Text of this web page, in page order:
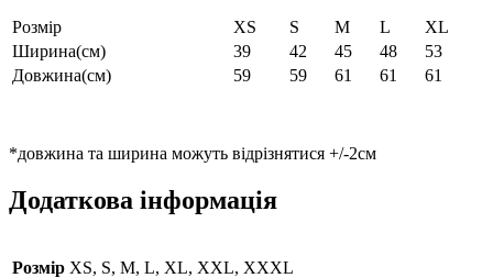
Розмір XS S M L
XL
Ширина(см)
39 42 45 48
53
Довжина(см)
59 59 61 61 61
*довжина та ширина можуть відрізнятися +/-2см
Додаткова інформація
Розмір XS, S, M, L, XL, XXL, XXXL